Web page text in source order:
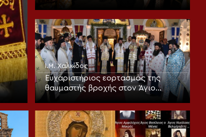
τον Θαυματουργό
Ι.Μ. Χαλκίδος
Ευχαριστήριος εορτασμός της
θαυμαστής βροχής στον Άγιο
Ιωάννη τον Ρώσσο Ευβοίας